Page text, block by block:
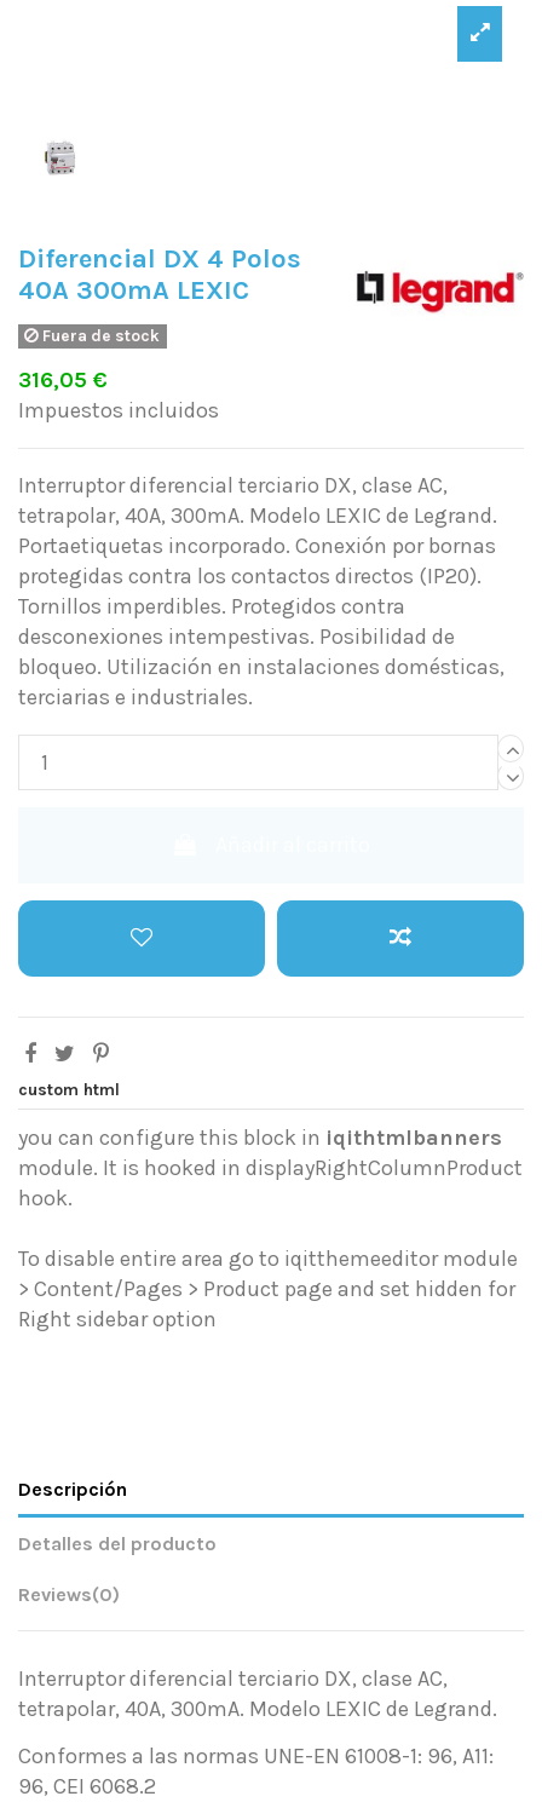
Diferencial DX 4 Polos
40A 300mA LEXIC
Fuera de stock
316,05 €
Impuestos incluidos
Interruptor diferencial terciario DX, clase AC,
tetrapolar, 40A, 300mA. Modelo LEXIC de Legrand.
Portaetiquetas incorporado. Conexión por bornas
protegidas contra los contactos directos (IP20).
Tornillos imperdibles. Protegidos contra
desconexiones intempestivas. Posibilidad de
bloqueo. Utilización en instalaciones domésticas,
terciarias e industriales.
custom html
you can configure this block in iqithtmlbanners
module. It is hooked in displayRightColumnProduct
hook.
To disable entire area go to iqitthemeeditor module
> Content/Pages > Product page and set hidden for
Right sidebar option
Descripción
Detalles del producto
Reviews(0)
Interruptor diferencial terciario DX, clase AC,
tetrapolar, 40A, 300mA. Modelo LEXIC de Legrand.
Conformes a las normas UNE-EN 61008-1: 96, A11:
96, CEI 6068.2